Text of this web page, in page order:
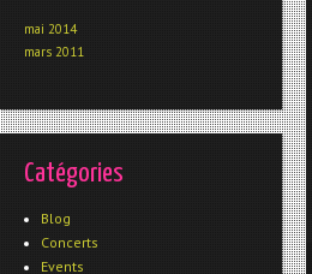
mai 2014
mars 2011
Catégories
Blog
Concerts
Events